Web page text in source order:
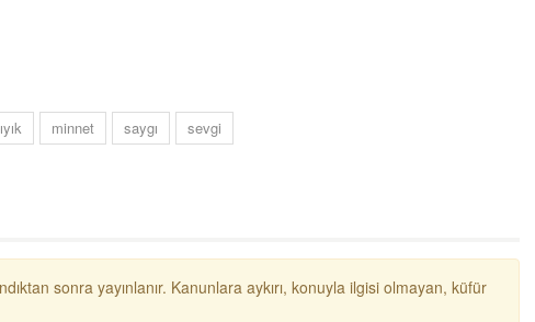
minnet saygı sevgi
sonra yayınlanır. Kanunlara aykırı, konuyla ilgisi olmayan, küfür
bu fiyatın dörtte biri yani 400 TL olmalı. iç
Kadir inanc
Ekmek yediğiniz yere veda edersiniz gurur